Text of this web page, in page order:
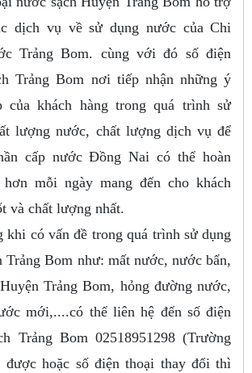
dịch vụ về sử dụng nước của Chi
Trảng Bom. cùng với đó số điện
Trảng Bom nơi tiếp nhận những ý
của khách hàng trong quá trình sử
lượng nước, chất lượng dịch vụ để
cấp nước Đồng Nai có thể hoàn
mỗi ngày mang đến cho khách
và chất lượng nhất.
có vấn đề trong quá trình sử dụng
Trảng Bom như: mất nước, nước bẩn,
Trảng Bom, hỏng đường nước,
mới,....có thể liên hệ đến số điện
Trảng Bom 02518951298 (Trường
được hoặc số điện thoại thay đổi thì